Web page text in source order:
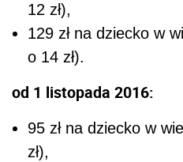
12 zł),
129 zł na dziecko w
o 14 zł).
od 1 listopada 2016:
95 zł na dziecko w
zł),